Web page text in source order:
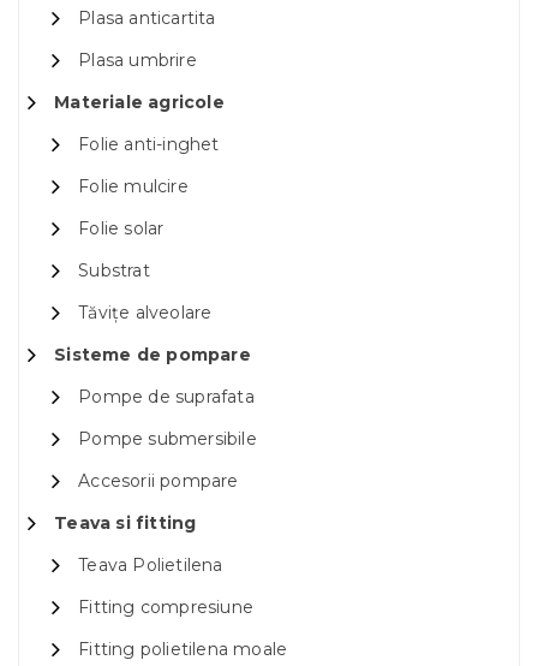
Plasa anticartita
Plasa umbrire
Materiale agricole
Folie anti-inghet
Folie mulcire
Folie solar
Substrat
Tăvițe alveolare
Sisteme de pompare
Pompe de suprafata
Pompe submersibile
Accesorii pompare
Teava si fitting
Teava Polietilena
Fitting compresiune
Fitting polietilena moale